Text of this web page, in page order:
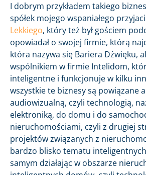
I dobrym przykładem takiego
spółek mojego wspaniałego
Lekkiego, który też był gościem
opowiadał o swojej firmie, którą
która nazywa się Bariera Dźwięku,
wspólnikiem w firmie Intelidom,
inteligentne i funkcjonuje w kilku
wszystkie te biznesy są powiązane
audiowizualną, czyli technologią,
elektroniką, do domu i do
nieruchomościami, czyli z drugiej
projektów związanych z
bardzo blisko tematu
samym działając w obszarze